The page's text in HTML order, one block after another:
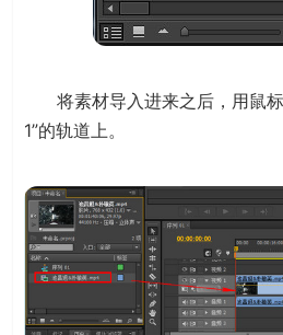
将素材导入进来之后，用鼠标
1”的轨道上。